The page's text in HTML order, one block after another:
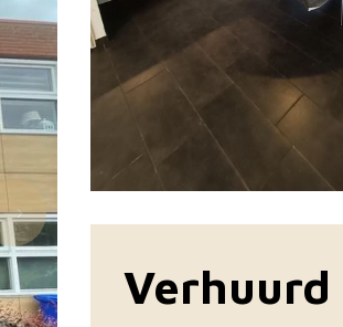
Verhuurd